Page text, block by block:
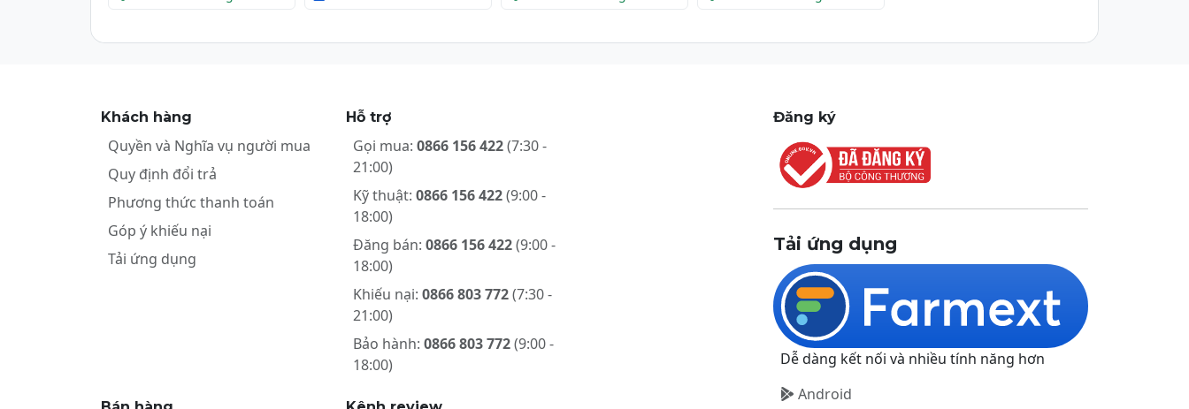
Khách hàng
Quyền và Nghĩa vụ người mua
Quy định đổi trả
Phương thức thanh toán
Góp ý khiếu nại
Tải ứng dụng
Hỗ trợ
Gọi mua:0866 156 422(7:30 -
21:00)
Kỹ thuật:0866 156 422(9:00 -
18:00)
Đăng bán:0866 156 422(9:00 -
18:00)
Khiếu nại:0866 803 772(7:30 -
21:00)
Bảo hành:0866 803 772(9:00 -
18:00)
Đăng ký
Tải ứng dụng
Dễ dàng kết nối và nhiều tính năng hơn
Android